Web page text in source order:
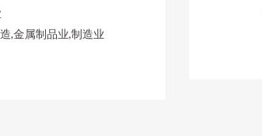
,金属制品业,制造业